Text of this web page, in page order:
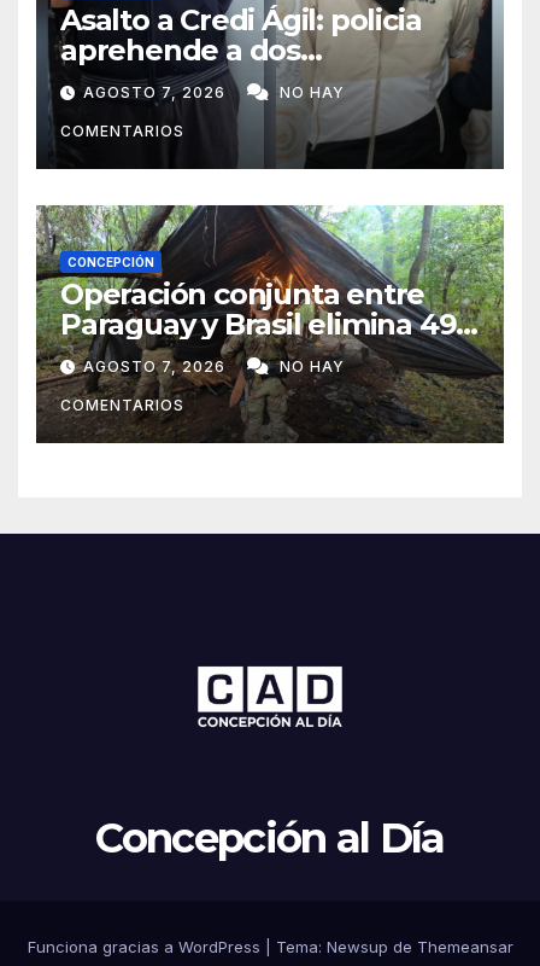
Asalto a Credi Ágil: policia
aprehende a dos
sospechosos e incauta
evidencias en Concepción
AGOSTO 7, 2026 NO HAY
COMENTARIOS
CONCEPCIÓN
Operación conjunta entre
Paraguay y Brasil elimina 498
toneladas de marihuana en
Amambay
AGOSTO 7, 2026 NO HAY
COMENTARIOS
Concepción al Día
Funciona gracias a WordPress Tema: Newsup de Themeansar